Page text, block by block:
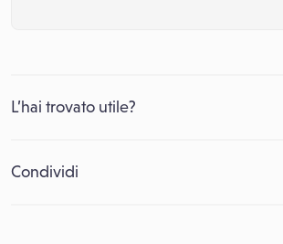
L’hai trovato utile?
Condividi